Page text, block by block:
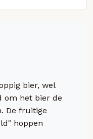
bier, wel
om het bier de
De fruitige
hoppen